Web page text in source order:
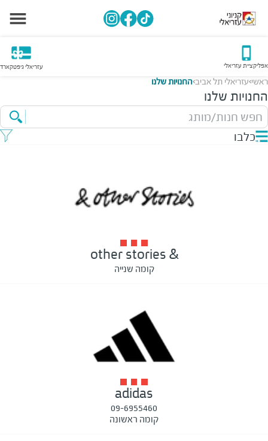
אפליקציית עזריאלי עזריאלי גיפטקארד
ראשי>עזריאלי תל אביב>החנויות שלנו
החנויות שלנו
חפש חנות/מותג
כלבו
& other stories
קומה שנייה
adidas
09-6955460
קומה ראשונה